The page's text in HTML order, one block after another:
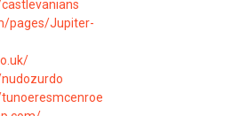
pages/Jupiter-